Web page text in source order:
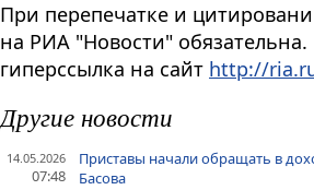
При перепечатке и
на РИА "Новости"
гиперссылка на сайт http://
Другие новости
14.05.2026
07:48
Приставы начали обращать в
Басова